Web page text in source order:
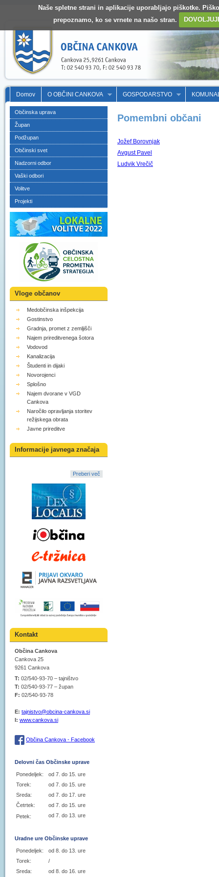
Naše spletne strani in aplikacije uporabljajo piškotke.
prepoznamo, ko se vrnete na našo stran.
Domov O OBČINI CANKOVA GOSPODARSTVO
Občinska uprava
Župan
Podžupan
Občinski svet
Nadzorni odbor
Vaški odbori
Volitve
Projekti
Vloge občanov
Medobčinska inšpekcija
Gostinstvo
Gradnja, promet z zemljišči
Najem prireditvenega šotora
Vodovod
Kanalizacija
Študenti in dijaki
Novorojenci
Splošno
Najem dvorane v VGD
Cankova
Naročilo opravljanja storitev
režijskega obrata
Javne prireditve
Informacije javnega značaja
Preberi več
Kontakt
Občina Cankova
Cankova 25
9261 Cankova
T: 02/540-93-70 – tajništvo
T: 02/540-93-77 – župan
F: 02/540-93-78
E: tajnistvo@obcina-cankova.si
I: www.cankova.si
Občina Cankova - Facebook
Delovni čas Občinske uprave
Ponedeljek:
od 7. do 15. ure
Torek:
od 7. do 15. ure
Sreda:
od 7. do 17. ure
Četrtek:
od 7. do 15. ure
Petek:
od 7. do 13. ure
Uradne ure Občinske uprave
Ponedeljek:
od 8. do 13. ure
Torek:
/
Sreda:
od 8. do 16. ure
Pomembni občani
Jožef Borovnjak
Avgust Pavel
Ludvik Vrečič